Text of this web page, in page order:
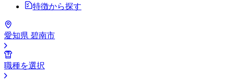
特徴から探す
愛知県 碧南市
職種を選択